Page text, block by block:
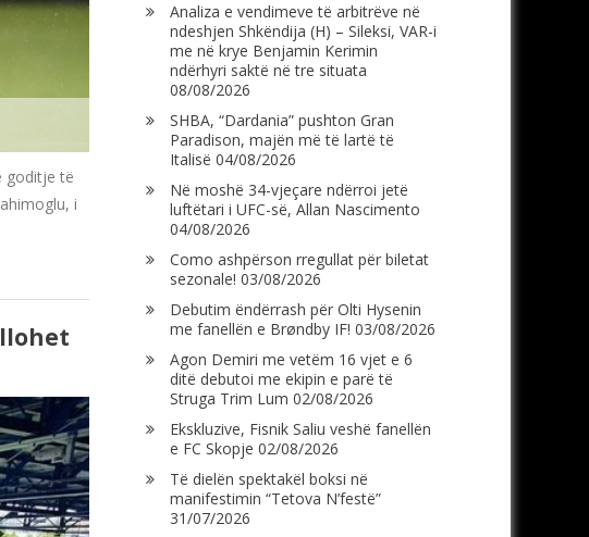
goditje të
i
Analiza e vendimeve të arbitrëve në
ndeshjen Shkëndija (H) – Sileksi, VAR-i
me në krye Benjamin Kerimin
ndërhyri saktë në tre situata
08/08/2026
SHBA, “Dardania” pushton Gran
Paradison, majën më të lartë të
Italisë 04/08/2026
Në moshë 34-vjeçare ndërroi jetë
luftëtari i UFC-së, Allan Nascimento
04/08/2026
Como ashpërson rregullat për biletat
sezonale! 03/08/2026
Debutim ëndërrash për Olti Hysenin
me fanellën e Brøndby IF! 03/08/2026
Agon Demiri me vetëm 16 vjet e 6
ditë debutoi me ekipin e parë të
Struga Trim Lum 02/08/2026
Ekskluzive, Fisnik Saliu veshë fanellën
e FC Skopje 02/08/2026
Të dielën spektakël boksi në
manifestimin “Tetova N’festë”
31/07/2026